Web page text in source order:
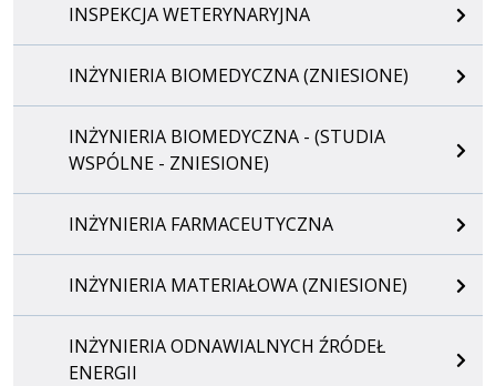
INSPEKCJA WETERYNARYJNA
INŻYNIERIA BIOMEDYCZNA (ZNIESIONE)
INŻYNIERIA BIOMEDYCZNA - (STUDIA
WSPÓLNE - ZNIESIONE)
INŻYNIERIA FARMACEUTYCZNA
INŻYNIERIA MATERIAŁOWA (ZNIESIONE)
INŻYNIERIA ODNAWIALNYCH ŹRÓDEŁ
ENERGII